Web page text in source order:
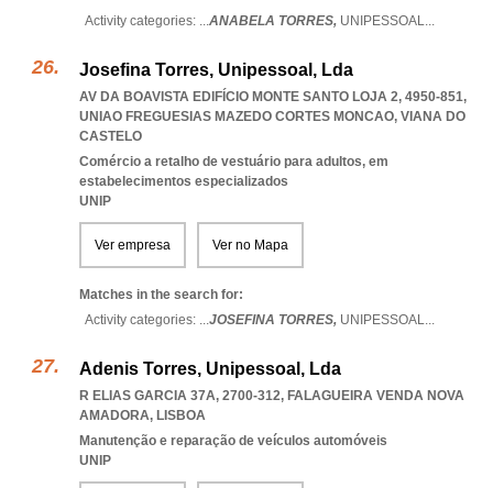
Activity categories: ...ANABELA TORRES, UNIPESSOAL...
Josefina Torres, Unipessoal, Lda
AV DA BOAVISTA EDIFÍCIO MONTE SANTO LOJA 2, 4950-851,
UNIAO FREGUESIAS MAZEDO CORTES MONCAO, VIANA DO
CASTELO
Comércio a retalho de vestuário para adultos, em
estabelecimentos especializados
UNIP
Ver empresa Ver no Mapa
Matches in the search for:
Activity categories: ...JOSEFINA TORRES, UNIPESSOAL...
Adenis Torres, Unipessoal, Lda
R ELIAS GARCIA 37A, 2700-312, FALAGUEIRA VENDA NOVA
AMADORA, LISBOA
Manutenção e reparação de veículos automóveis
UNIP